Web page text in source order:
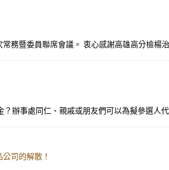
務暨委員聯席會議。 衷心感謝高雄高分檢楊
辦事處同仁、親戚或朋友們可以為擬參選人
司的解散！